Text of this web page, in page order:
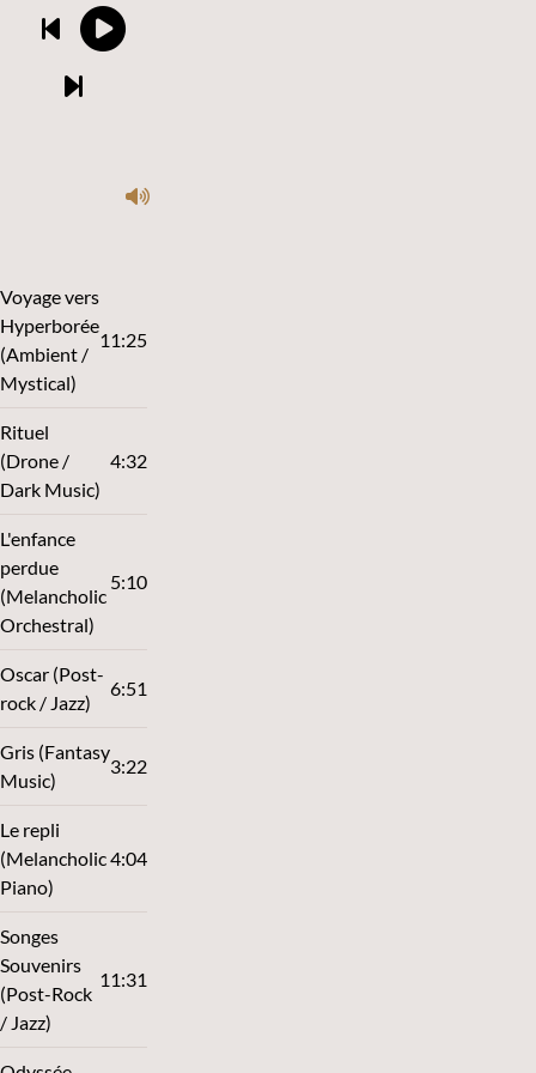
Voyage vers
Hyperborée
(Ambient /
Mystical)
11:25
Rituel
(Drone /
Dark Music)
4:32
L'enfance
perdue
(Melancholic
Orchestral)
5:10
Oscar (Post-
rock / Jazz)
6:51
Gris (Fantasy
Music)
3:22
Le repli
(Melancholic
Piano)
4:04
Songes
Souvenirs
(Post-Rock
/ Jazz)
11:31